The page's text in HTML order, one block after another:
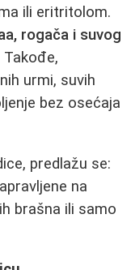
ili eritritolom.
rogača i suvog
urmi, suvih
bez osećaja
predlažu se:
na
brašna ili samo